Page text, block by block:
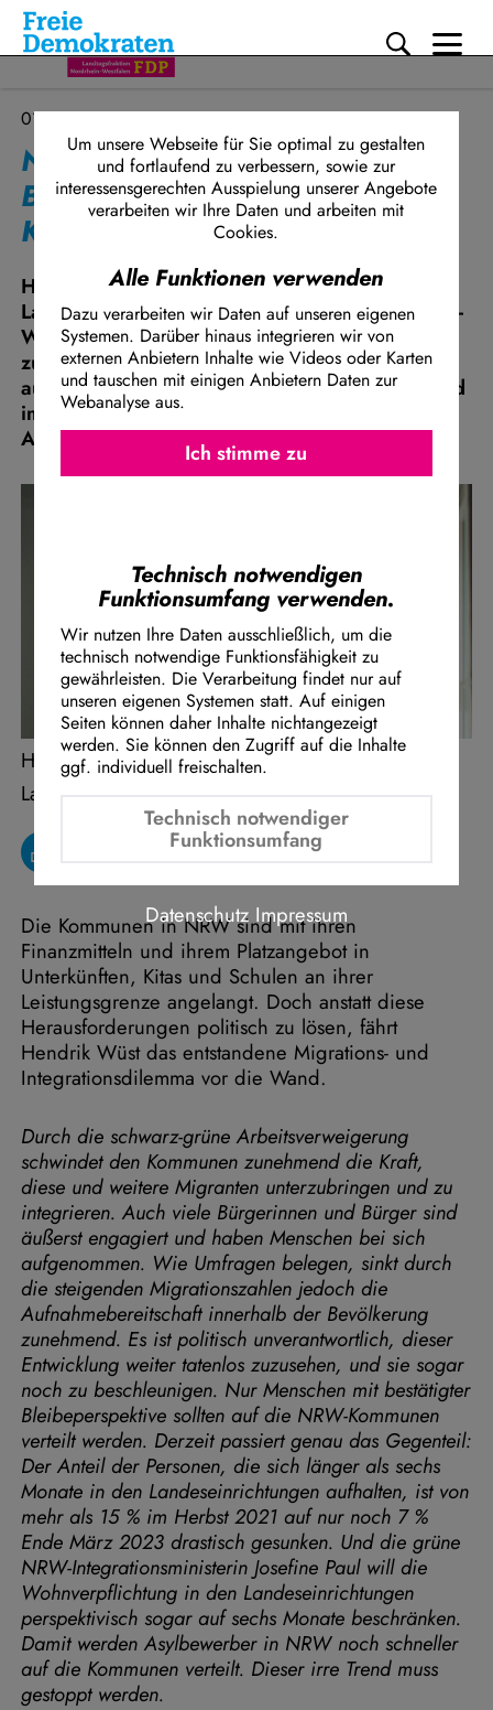
Direkt zum Inhalt
01.08.2023
Nur Menschen mit
Bleibeperspektive auf die
Kommunen verteilen
Henning Höne, Vorsitzender der FDP-
Landtagsfraktion NRW: „Die Lage in Nordrhein-
Westfalen spitzt sich zu: Unser Bundesland hat
zusätzlich zu den 220.000 Kriegsflüchtlingen
aus der Ukraine im Jahr 2022 über 42.000 und
im ersten Halbjahr 2023 bereits rund 30.000
Asylsuchende aufgenommen.
Henning Höne, Fraktionsvorsitzender der FDP-
Landtagsfraktion NRW
Die Kommunen in NRW sind mit ihren
Finanzmitteln und ihrem Platzangebot in
Unterkünften, Kitas und Schulen an ihrer
Leistungsgrenze angelangt. Doch anstatt diese
Herausforderungen politisch zu lösen, fährt
Hendrik Wüst das entstandene Migrations- und
Integrationsdilemma vor die Wand.
Durch die schwarz-grüne Arbeitsverweigerung
schwindet den Kommunen zunehmend die Kraft,
diese und weitere Migranten unterzubringen und zu
integrieren. Auch viele Bürgerinnen und Bürger sind
äußerst engagiert und haben Menschen bei sich
aufgenommen. Wie Umfragen belegen, sinkt durch
die steigenden Migrationszahlen jedoch die
Aufnahmebereitschaft innerhalb der Bevölkerung
zunehmend. Es ist politisch unverantwortlich, dieser
Entwicklung weiter tatenlos zuzusehen, und sie sogar
noch zu beschleunigen. Nur Menschen mit bestätigter
Bleibeperspektive sollten auf die NRW-Kommunen
verteilt werden. Derzeit passiert genau das Gegenteil:
Der Anteil der Personen, die sich länger als sechs
Monate in den Landeseinrichtungen aufhalten, ist von
mehr als 15 % im Herbst 2021 auf nur noch 7 %
Ende März 2023 drastisch gesunken. Und die grüne
NRW-Integrationsministerin Josefine Paul will die
Wohnverpflichtung in den Landeseinrichtungen
perspektivisch sogar auf sechs Monate beschränken.
Damit werden Asylbewerber in NRW noch schneller
auf die Kommunen verteilt. Dieser irre Trend muss
gestoppt werden.
Um unsere Webseite für Sie optimal zu gestalten
und fortlaufend zu verbessern, sowie zur
interessensgerechten Ausspielung unserer Angebote
verarbeiten wir Ihre Daten und arbeiten mit
Cookies.
Technisch notwendigen
Funktionsumfang verwenden.
Wir nutzen Ihre Daten ausschließlich, um die
technisch notwendige Funktionsfähigkeit zu
gewährleisten. Die Verarbeitung findet nur auf
unseren eigenen Systemen statt. Auf einigen
Seiten können daher Inhalte nichtangezeigt
werden. Sie können den Zugriff auf die Inhalte
ggf. individuell freischalten.
Technisch notwendiger
Funktionsumfang
Alle Funktionen verwenden
Dazu verarbeiten wir Daten auf unseren eigenen
Systemen. Darüber hinaus integrieren wir von
externen Anbietern Inhalte wie Videos oder Karten
und tauschen mit einigen Anbietern Daten zur
Webanalyse aus.
Facebook Embed / Facebook Connect
Google Maps Embed
Ich stimme zu
Ich stimme
Datenschutz Impressum